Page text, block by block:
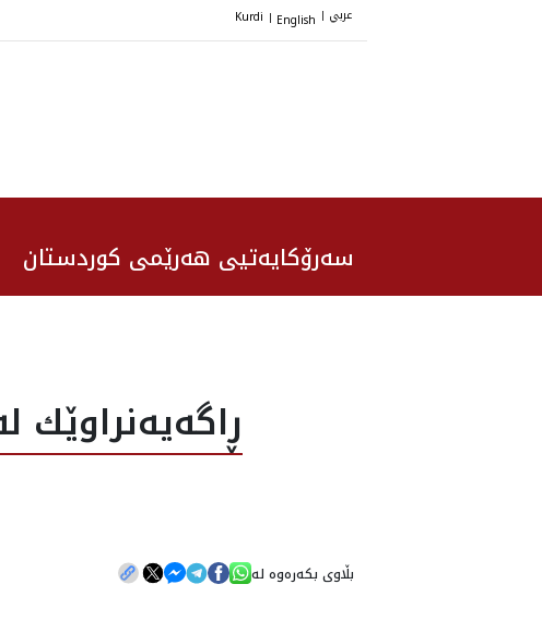
عربي |
English
|
Kurdi
سەرۆکایەتیی هەرێمی کوردستان
بڵاوی بکەرەوە لە